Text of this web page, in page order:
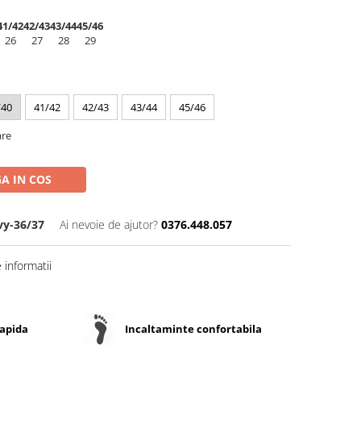
4242/4343/4445/46
26
27 28 29
41/42 42/43 43/44
45/46
IN COS
36/37 Ai nevoie de ajutor? 0376.448.057
informatii
Incaltaminte confortabila